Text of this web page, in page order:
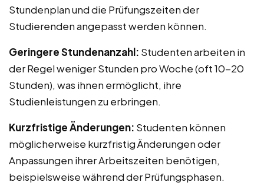
Stundenplan und die Prüfungszeiten der
Studierenden angepasst werden können.
Geringere Stundenanzahl: Studenten arbeiten in
der Regel weniger Stunden pro Woche (oft 10-20
Stunden), was ihnen ermöglicht, ihre
Studienleistungen zu erbringen.
Kurzfristige Änderungen: Studenten können
möglicherweise kurzfristig Änderungen oder
Anpassungen ihrer Arbeitszeiten benötigen,
beispielsweise während der Prüfungsphasen.